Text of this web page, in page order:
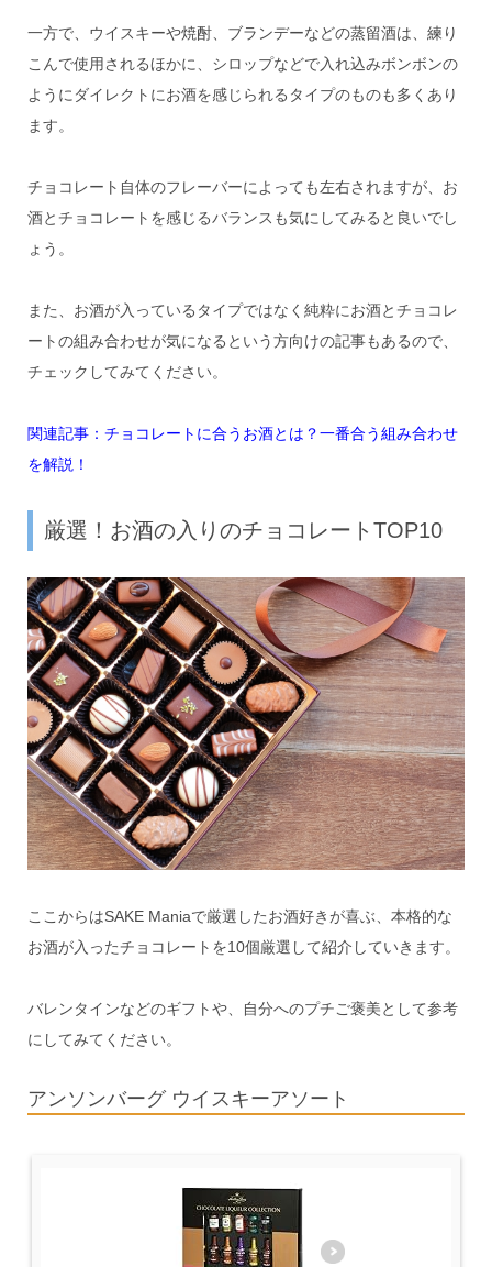
一方で、ウイスキーや焼酎、ブランデーなどの蒸留酒は、練り
こんで使用されるほかに、シロップなどで入れ込みボンボンの
ようにダイレクトにお酒を感じられるタイプのものも多くあり
ます。
チョコレート自体のフレーバーによっても左右されますが、お
酒とチョコレートを感じるバランスも気にしてみると良いでし
ょう。
また、お酒が入っているタイプではなく純粋にお酒とチョコレ
ートの組み合わせが気になるという方向けの記事もあるので、
チェックしてみてください。
関連記事：チョコレートに合うお酒とは？一番合う組み合わせ
を解説！
厳選！お酒の入りのチョコレートTOP10
ここからはSAKE Maniaで厳選したお酒好きが喜ぶ、本格的な
お酒が入ったチョコレートを10個厳選して紹介していきます。
バレンタインなどのギフトや、自分へのプチご褒美として参考
にしてみてください。
アンソンバーグ ウイスキーアソート